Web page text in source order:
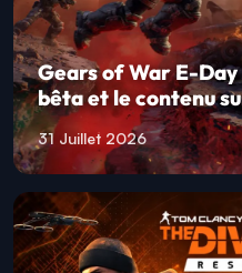
Gears of War E-
bêta et le contenu
31 Juillet 2026